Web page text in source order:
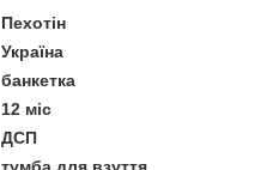
Пехотін
Україна
банкетка
12 міс
ДСП
тумба для взуття